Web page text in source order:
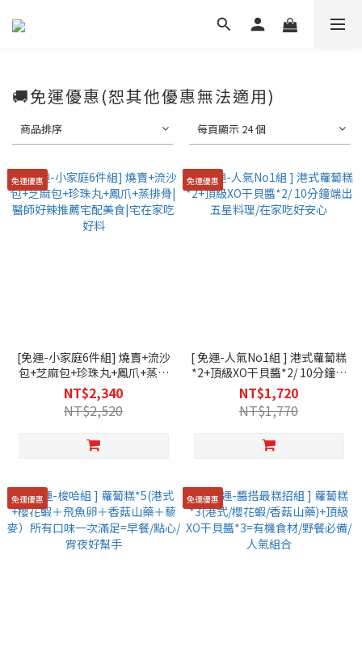
🚚免運優惠(恕其他優惠無法適用)
商品排序 每頁顯示 24 個
免運優惠
[免運-小家庭6件組] 燒賣+流沙
包+芝麻包+珍珠丸+鳳爪+蒸排
骨|醫師好辣推薦宅配美食|宅在
家吃好料
NT$2,340
NT$2,520
免運優惠
[ 免運-人氣No1組 ] 港式蘿蔔糕
*2+頂級XO干貝醬*2/ 10分鐘端
出五星料理/在家吃好安心
NT$1,720
NT$1,770
免運優惠 免運優惠